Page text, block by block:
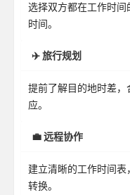
选择双方都在工作时
时间。
✈️ 旅行规划
提前了解目的地时差
应。
💼 远程协作
建立清晰的工作时间
转换。